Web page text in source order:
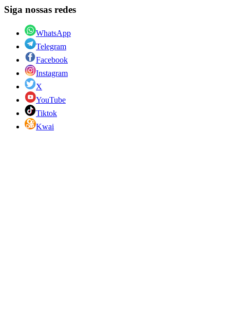
Siga nossas redes
WhatsApp
Telegram
Facebook
Instagram
X
YouTube
Tiktok
Kwai